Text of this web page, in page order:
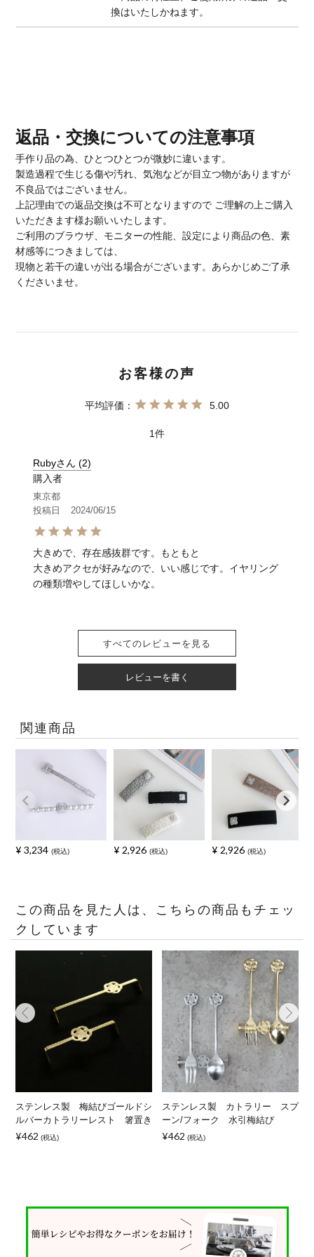
換はいたしかねます。
返品・交換についての注意事項
手作り品の為、ひとつひとつが微妙に違います。
製造過程で生じる傷や汚れ、気泡などが目立つ物がありますが
不良品ではございません。
上記理由での返品交換は不可となりますので ご理解の上ご購入
いただきます様お願いいたします。
ご利用のブラウザ、モニターの性能、設定により商品の色、素
材感等につきましては、
現物と若干の違いが出る場合がございます。あらかじめご了承
くださいませ。
5.00
1
Rubyさん 2
購入者
東京都
投稿日
2024/06/15
大きめで、存在感抜群です。もともと
大きめアクセが好みなので、いい感じです。イヤリング
の種類増やしてほしいかな。
すべてのレビューを見る
レビューを書く
関連商品
¥ 3,234 税込 ¥ 2,926 税込 ¥ 2,926 税込
この商品を見た人は、こちらの商品もチェッ
クしています
ステンレス製 梅結びゴールドシ
ルバーカトラリーレスト 箸置き
¥462 (税込)
ステンレス製 カトラリー スプ
ーン/フォーク 水引梅結び
¥462 (税込)